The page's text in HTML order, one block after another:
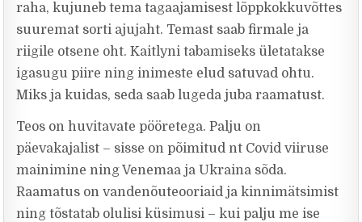
raha, kujuneb tema tagaajamisest lõppkokkuvõttes
suuremat sorti ajujaht. Temast saab firmale ja
riigile otsene oht. Kaitlyni tabamiseks ületatakse
igasugu piire ning inimeste elud satuvad ohtu.
Miks ja kuidas, seda saab lugeda juba raamatust.
Teos on huvitavate pööretega. Palju on
päevakajalist – sisse on põimitud nt Covid viiruse
mainimine ning Venemaa ja Ukraina sõda.
Raamatus on vandenõuteooriaid ja kinnimätsimist
ning tõstatab olulisi küsimusi – kui palju me ise